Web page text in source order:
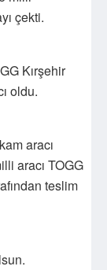
çekti.
Kırşehir
oldu.
aracı
aracı TOGG
teslim